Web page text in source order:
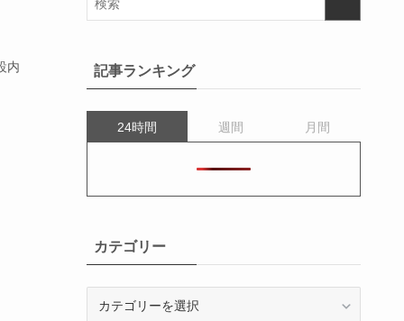
内
記事ランキング
24時間 週間 月間
カテゴリー